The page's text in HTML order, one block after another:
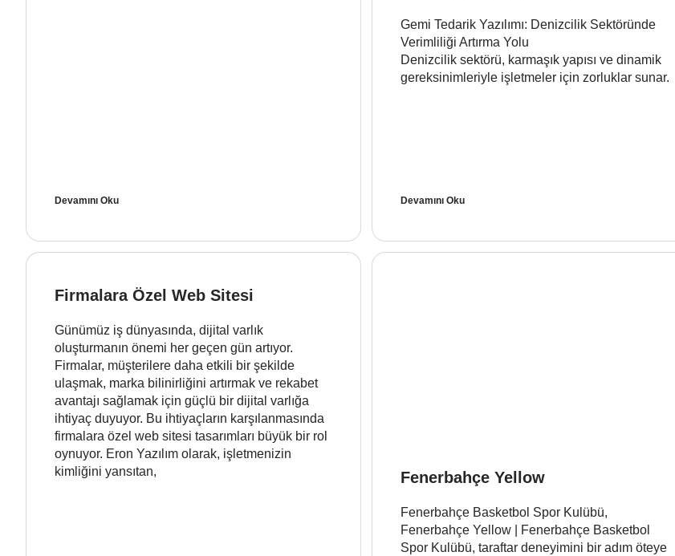
Devamını Oku
Gemi Tedarik Yazılımı: Denizcilik Sektöründe
Verimliliği Artırma Yolu
Denizcilik sektörü, karmaşık yapısı ve dinamik
gereksinimleriyle işletmeler için zorluklar sunar.
Devamını Oku
Firmalara Özel Web Sitesi
Günümüz iş dünyasında, dijital varlık
oluşturmanın önemi her geçen gün artıyor.
Firmalar, müşterilere daha etkili bir şekilde
ulaşmak, marka bilinirliğini artırmak ve rekabet
avantajı sağlamak için güçlü bir dijital varlığa
ihtiyaç duyuyor. Bu ihtiyaçların karşılanmasında
firmalara özel web sitesi tasarımları büyük bir rol
oynuyor. Eron Yazılım olarak, işletmenizin
kimliğini yansıtan,
Fenerbahçe Yellow
Fenerbahçe Basketbol Spor Kulübü,
Fenerbahçe Yellow | Fenerbahçe Basketbol
Spor Kulübü, taraftar deneyimini bir adım öteye